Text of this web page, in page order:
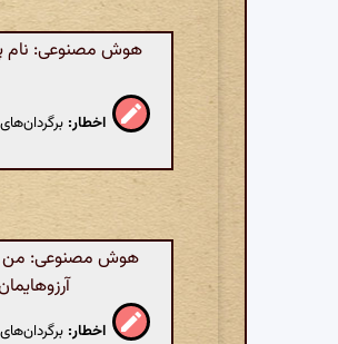
هوش مصنوعی: نام
اخطار:
هوش مصنوعی: من
اخطار: